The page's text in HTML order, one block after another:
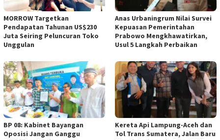
MORROW Targetkan
Pendapatan Tahunan US$230
Juta Seiring Peluncuran Toko
Unggulan
Anas Urbaningrum Nilai Survei
Kepuasan Pemerintahan
Prabowo Mengkhawatirkan,
Usul 5 Langkah Perbaikan
BP 08: Kabinet Bayangan
Oposisi Jangan Ganggu
Kereta Api Lampung-Aceh dan
Tol Trans Sumatera, Jalan Baru